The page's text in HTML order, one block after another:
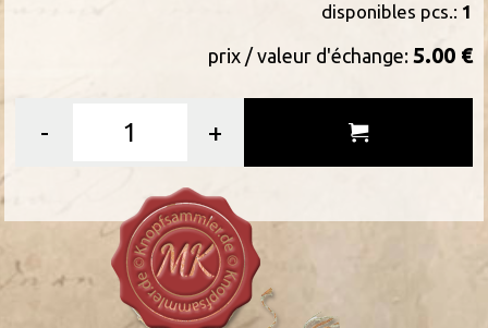
disponibles pcs.: 1
prix / valeur d'échange: 5.00 €
- +